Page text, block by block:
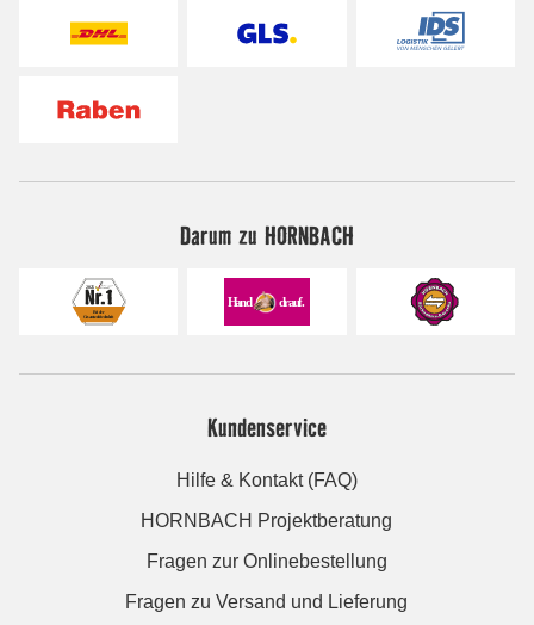
Darum zu HORNBACH
Kundenservice
Hilfe & Kontakt (FAQ)
HORNBACH Projektberatung
Fragen zur Onlinebestellung
Fragen zu Versand und Lieferung